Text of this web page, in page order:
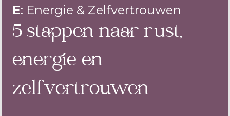
E: Energie & Zelfvertrouwen
5 stappen naar rust,
energie en
zelfvertrouwen